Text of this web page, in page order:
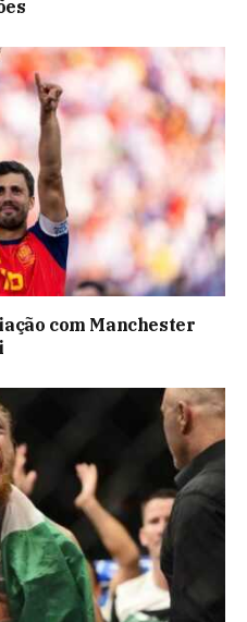
com Manchester